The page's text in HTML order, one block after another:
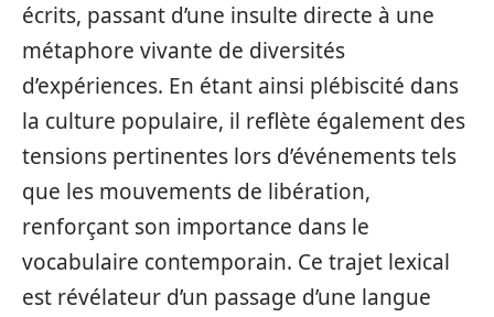
écrits, passant d’une insulte directe à une
métaphore vivante de diversités
d’expériences. En étant ainsi plébiscité dans
la culture populaire, il reflète également des
tensions pertinentes lors d’événements tels
que les mouvements de libération,
renforçant son importance dans le
vocabulaire contemporain. Ce trajet lexical
est révélateur d’un passage d’une langue